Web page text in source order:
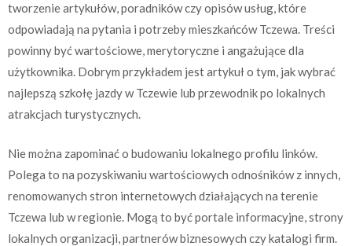
tworzenie artykułów, poradników czy opisów usług, które
odpowiadają na pytania i potrzeby mieszkańców Tczewa. Treści
powinny być wartościowe, merytoryczne i angażujące dla
użytkownika. Dobrym przykładem jest artykuł o tym, jak wybrać
najlepszą szkołę jazdy w Tczewie lub przewodnik po lokalnych
atrakcjach turystycznych.
Nie można zapominać o budowaniu lokalnego profilu linków.
Polega to na pozyskiwaniu wartościowych odnośników z innych,
renomowanych stron internetowych działających na terenie
Tczewa lub w regionie. Mogą to być portale informacyjne, strony
lokalnych organizacji, partnerów biznesowych czy katalogi firm.